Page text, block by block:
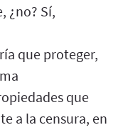
¿no? Sí,
que proteger,
que
a la censura, en